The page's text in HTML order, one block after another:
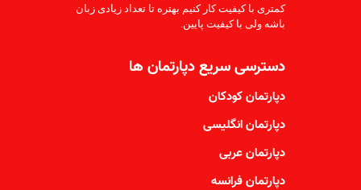
کمتری با کیفیت کار کنیم بهتره تا تعداد زیادی زبان
باشه ولی با کیفیت پایین.
دسترسی سریع دپارتمان ها
دپارتمان کودکان
دپارتمان انگلیسی
دپارتمان عربی
دپارتمان فرانسه